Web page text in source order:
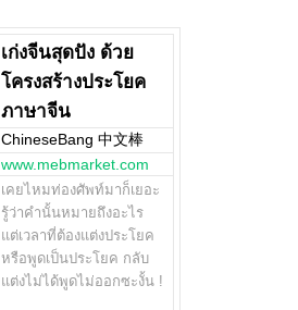
เก่งจีนสุดปัง ด้วย
โครงสร้างประโยค
ภาษาจีน
ChineseBang 中文棒
www.mebmarket.com
เคยไหมท่องศัพท์มาก็เยอะ
รู้ว่าคำนั้นหมายถึงอะไร
แต่เวลาที่ต้องแต่งประโยค
หรือพูดเป็นประโยค กลับ
แต่งไม่ได้พูดไม่ออกซะงั้น !